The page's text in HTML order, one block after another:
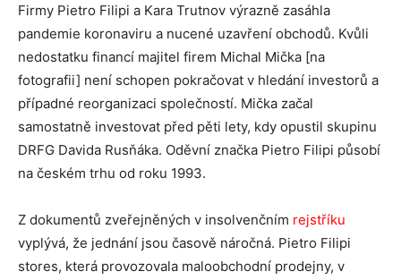
Firmy Pietro Filipi a Kara Trutnov výrazně zasáhla
pandemie koronaviru a nucené uzavření obchodů. Kvůli
nedostatku financí majitel firem Michal Mička [na
fotografii] není schopen pokračovat v hledání investorů a
případné reorganizaci společností. Mička začal
samostatně investovat před pěti lety, kdy opustil skupinu
DRFG Davida Rusňáka. Oděvní značka Pietro Filipi působí
na českém trhu od roku 1993.
Z dokumentů zveřejněných v insolvenčním rejstříku
vyplývá, že jednání jsou časově náročná. Pietro Filipi
stores, která provozovala maloobchodní prodejny, v